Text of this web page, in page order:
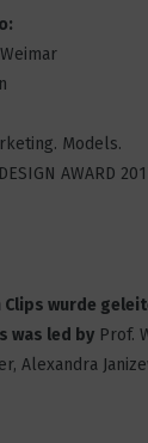
Party
age
Models.
AWARD
Clips wurde
was led by Prof.
Alexandra